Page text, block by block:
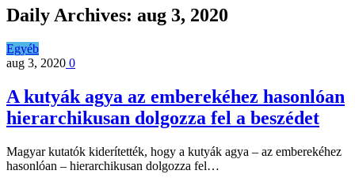
Daily Archives: aug 3, 2020
Egyéb
aug 3, 2020 0
A kutyák agya az emberekéhez hasonlóan
hierarchikusan dolgozza fel a beszédet
Magyar kutatók kiderítették, hogy a kutyák agya – az emberekéhez
hasonlóan – hierarchikusan dolgozza fel…